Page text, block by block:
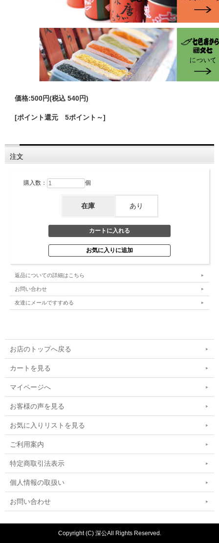
価格:500円(税込 540円)
[ポイント還元 5ポイント～]
注文
購入数： 個
在庫 あり
返品についての詳細はこちら
お問い合わせ
友達にメールですすめる
お店のトップへ戻る
カートを見る
マイページへ
お客様の声を見る
お気に入りリストを見る
ご利用案内
特定商取引法表示
個人情報の取扱い
お問い合わせ
Copyright (C) 深公All Rights Reserved.